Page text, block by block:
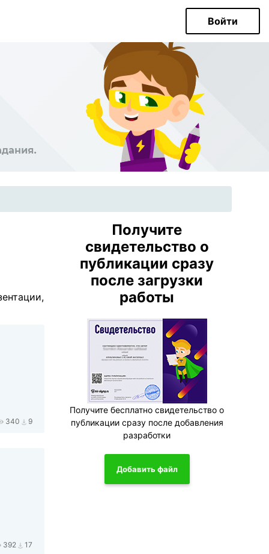
Войти
340 9
392 17
Получите
свидетельство о
публикации сразу
после загрузки
работы
Получите бесплатно свидетельство о
публикации сразу после добавления
разработки
Добавить файл